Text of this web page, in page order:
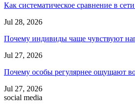
Как систематическое сравнение в
Jul 28, 2026
Почему индивиды чаще чувствуют
Jul 27, 2026
Почему особы регулярнее ощущают
Jul 27, 2026
social media